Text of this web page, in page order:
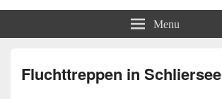
Menu
Fluchttreppen in Schliersee